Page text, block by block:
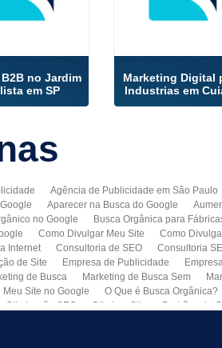
no Jardim
em SP
Marketing Digital
Industrias em
Agência de Publicidade em São Paulo
Aparecer na Busca do Google
no Google Busca Orgânica para
Como Divulgar Meu Site Como
Internet Consultoria de SEO Consultoria
de Site Empresa de Publicidade
de Busca Marketing de Busca Sem
Meu Site no Google O Que é Busca Orgânica?
Otimização SEO Otimizar Site Padrões do